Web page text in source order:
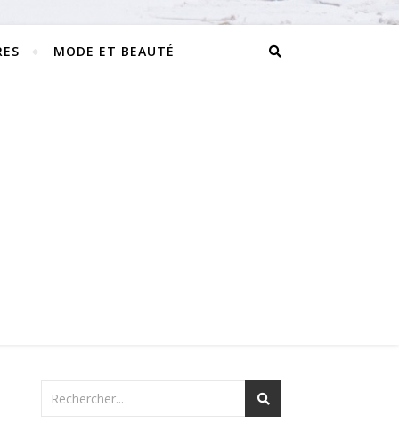
MODE ET BEAUTÉ